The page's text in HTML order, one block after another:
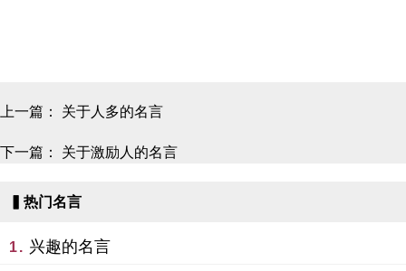
上一篇： 关于人多的名言
下一篇： 关于激励人的名言
▍热门名言
1. 兴趣的名言